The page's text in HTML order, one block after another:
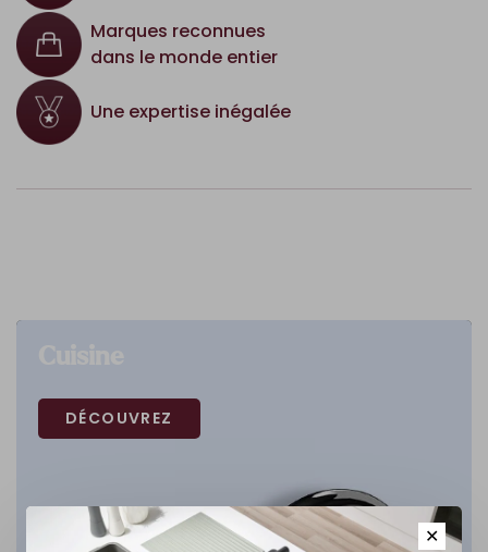
Marques reconnues
dans le monde entier
Une expertise inégalée
DÉCOUVREZ
✕